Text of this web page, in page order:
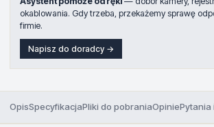
okablowania. Gdy trzeba, przekażemy sprawę
firmie.
Napisz do doradcy →
OpisSpecyfikacjaPliki do pobraniaOpiniePytania